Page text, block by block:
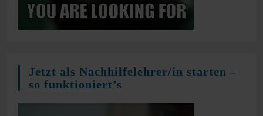
Jetzt als Nachhilfelehrer/in starten –
so funktioniert’s